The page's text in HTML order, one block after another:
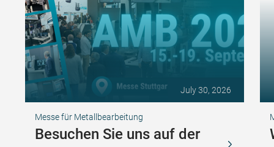
July 30, 2026
Messe für Metallbearbeitung
Besuchen Sie uns auf der